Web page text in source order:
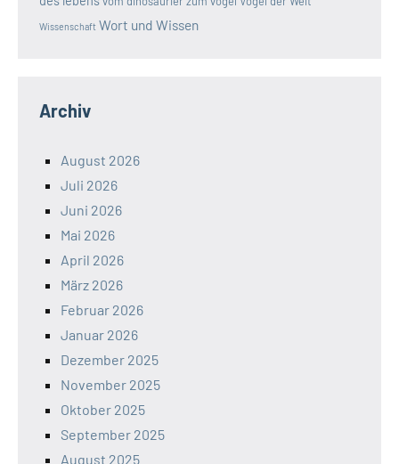
Wissenschaft Wort und Wissen
Archiv
August 2026
Juli 2026
Juni 2026
Mai 2026
April 2026
März 2026
Februar 2026
Januar 2026
Dezember 2025
November 2025
Oktober 2025
September 2025
August 2025